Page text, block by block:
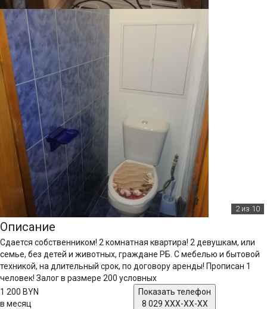
2из 10
Описание
Сдается собственником! 2 комнатная квартира! 2 девушкам, или
семье, без детей и животных, граждане РБ. С мебелью и бытовой
техникой, на длительный срок, по договору аренды! Прописан 1
человек! Залог в размере 200 условных
1 200 BYN
в месяц
Показать телефон
8 029 XXX-XX-XX